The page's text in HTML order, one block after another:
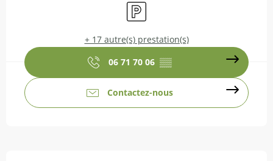
Parking
+ 17 autre(s) prestation(s)
06 71 70 06 ▒▒
Contactez-nous